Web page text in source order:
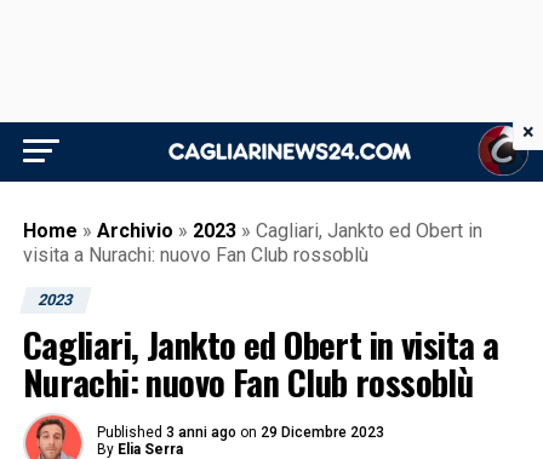
Home » Archivio » 2023 » Cagliari, Jankto ed Obert in
visita a Nurachi: nuovo Fan Club rossoblù
2023
Cagliari, Jankto ed Obert in visita a
Nurachi: nuovo Fan Club rossoblù
Published 3 anni ago on 29 Dicembre 2023
By Elia Serra
×